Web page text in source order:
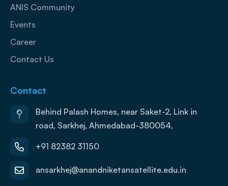
ANIS Community
Events
Career
Contact Us
Contact
Behind Palash Homes, near Saket-2, Link in
road, Sarkhej, Ahmedabad-380054,
+91 82382 31150
ansarkhej@anandniketansatellite.edu.in